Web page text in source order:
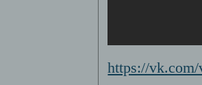
https://